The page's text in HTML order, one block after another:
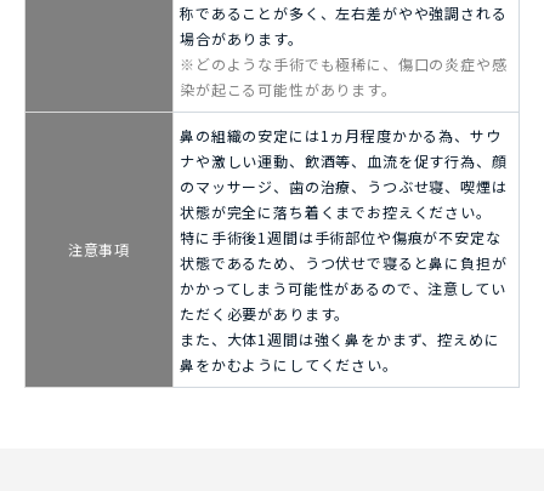
称であることが多く、左右差がやや強調される
場合があります。
※どのような手術でも極稀に、傷口の炎症や感
染が起こる可能性があります。
注意事項
鼻の組織の安定には1ヵ月程度かかる為、サウ
ナや激しい運動、飲酒等、血流を促す行為、顔
のマッサージ、歯の治療、うつぶせ寝、喫煙は
状態が完全に落ち着くまでお控えください。
特に手術後1週間は手術部位や傷痕が不安定な
状態であるため、うつ伏せで寝ると鼻に負担が
かかってしまう可能性があるので、注意してい
ただく必要があります。
また、大体1週間は強く鼻をかまず、控えめに
鼻をかむようにしてください。